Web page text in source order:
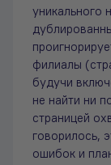
уникального
филиалы
будучи
не найти ни
страницей
говорилось,
ошибок и